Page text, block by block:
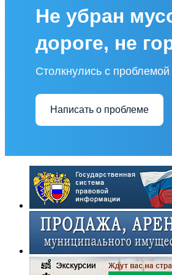
Не убран
дороге, не
Столкнулись с
Написать о проблеме